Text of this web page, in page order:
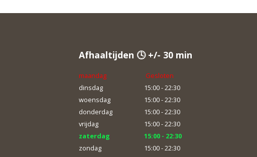
Afhaaltijden 🕓 +/- 30 min
maandag
Gesloten
dinsdag
15:00 - 22:30
woensdag
15:00 - 22:30
donderdag
15:00 - 22:30
vrijdag
15:00 - 22:30
zaterdag
15:00 - 22:30
zondag
15:00 - 22:30